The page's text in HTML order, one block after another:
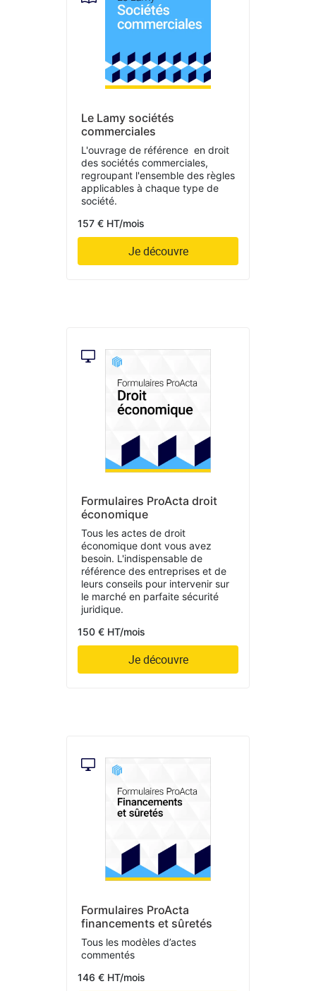
Le Lamy sociétés
commerciales
L'ouvrage de référence en droit
des sociétés commerciales,
regroupant l'ensemble des règles
applicables à chaque type de
société.
157 € HT/mois
Je découvre
Formulaires ProActa droit
économique
Tous les actes de droit
économique dont vous avez
besoin. L'indispensable de
référence des entreprises et de
leurs conseils pour intervenir sur
le marché en parfaite sécurité
juridique.
150 € HT/mois
Je découvre
Formulaires ProActa
financements et sûretés
Tous les modèles d’actes
commentés
146 € HT/mois